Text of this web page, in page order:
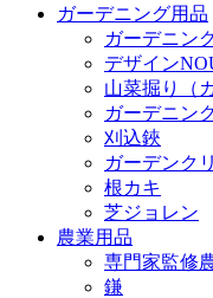
ガーデニング用品
ガーデニン
デザイン
山菜掘り（
ガーデニン
刈込鋏
ガーデンク
根カキ
芝ジョレン
農業用品
専門家監修
鎌